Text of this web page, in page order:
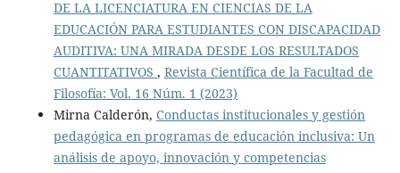
DE LA LICENCIATURA EN CIENCIAS DE LA
EDUCACIÓN PARA ESTUDIANTES CON DISCAPACIDAD
AUDITIVA: UNA MIRADA DESDE LOS RESULTADOS
CUANTITATIVOS , Revista Científica de la Facultad de
Filosofía: Vol. 16 Núm. 1 (2023)
Mirna Calderón, Conductas institucionales y gestión
pedagógica en programas de educación inclusiva: Un
análisis de apoyo, innovación y competencias